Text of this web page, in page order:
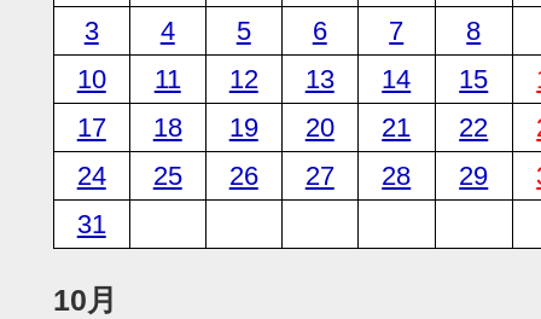
3
4 5 6 7
8
10
11 12 13 14 15
17
18 19 20 21 22
24
25 26 27 28 29
31
10月